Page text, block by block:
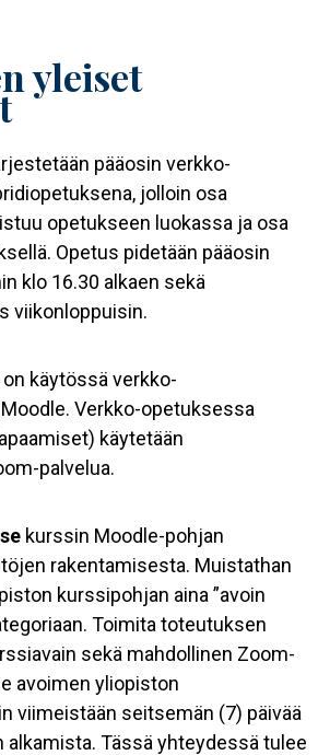
yleiset
pääosin verkko-
jolloin osa
opetukseen luokassa ja osa
Opetus pidetään pääosin
klo 16.30 alkaen sekä
viikonloppuisin.
käytössä verkko-
Verkko-opetuksessa
käytetään
palvelua.
kurssin Moodle-pohjan
rakentamisesta. Muistathan
kurssipohjan aina ”avoin
Toimita toteutuksen
sekä mahdollinen Zoom-
avoimen yliopiston
viimeistään seitsemän (7) päivää
Tässä yhteydessä tulee